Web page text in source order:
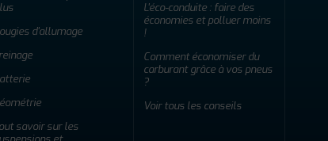
d'allumage
savoir sur les
L'éco-conduite : faire des
économies et polluer moins
!
Comment économiser du
carburant grâce à vos pneus
?
Voir tous les conseils